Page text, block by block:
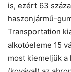
is, ezért 63
haszonjármű-
Transportation
alkotóeleme 15
most kiemeljük